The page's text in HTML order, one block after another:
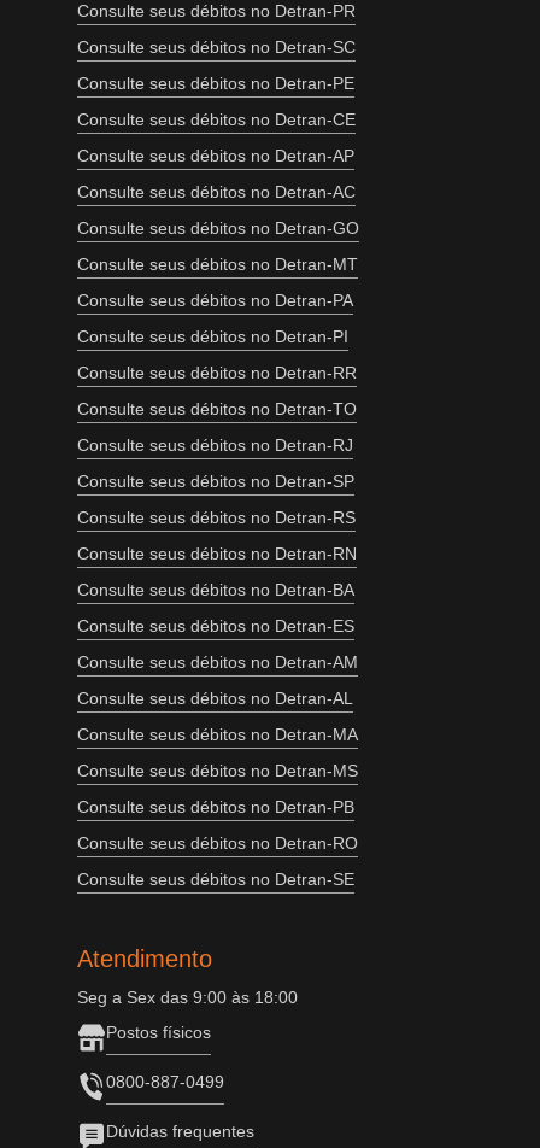
Consulte seus débitos no Detran-PR
Consulte seus débitos no Detran-SC
Consulte seus débitos no Detran-PE
Consulte seus débitos no Detran-CE
Consulte seus débitos no Detran-AP
Consulte seus débitos no Detran-AC
Consulte seus débitos no Detran-GO
Consulte seus débitos no Detran-MT
Consulte seus débitos no Detran-PA
Consulte seus débitos no Detran-PI
Consulte seus débitos no Detran-RR
Consulte seus débitos no Detran-TO
Consulte seus débitos no Detran-RJ
Consulte seus débitos no Detran-SP
Consulte seus débitos no Detran-RS
Consulte seus débitos no Detran-RN
Consulte seus débitos no Detran-BA
Consulte seus débitos no Detran-ES
Consulte seus débitos no Detran-AM
Consulte seus débitos no Detran-AL
Consulte seus débitos no Detran-MA
Consulte seus débitos no Detran-MS
Consulte seus débitos no Detran-PB
Consulte seus débitos no Detran-RO
Consulte seus débitos no Detran-SE
Atendimento
Seg a Sex das 9:00 às 18:00
Postos físicos
0800-887-0499
Dúvidas frequentes